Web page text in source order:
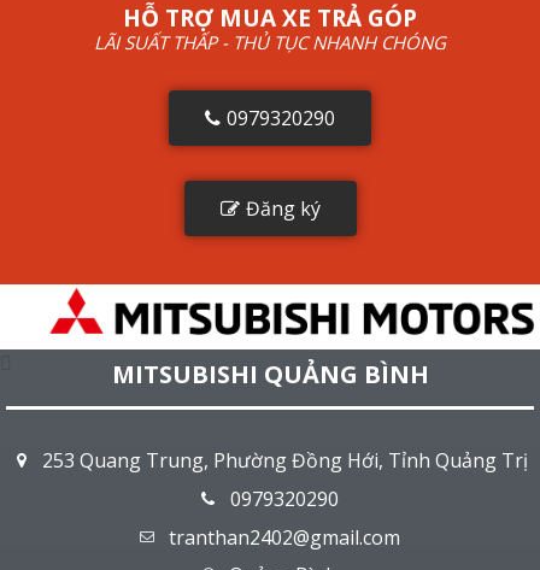
HỖ TRỢ MUA XE TRẢ GÓP
LÃI SUẤT THẤP - THỦ TỤC NHANH CHÓNG
0979320290
Đăng ký
MITSUBISHI QUẢNG BÌNH
253 Quang Trung, Phường Đồng Hới, Tỉnh Quảng Trị
0979320290
tranthan2402@gmail.com